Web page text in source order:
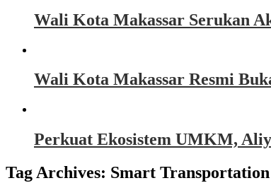
Wali Kota Makassar Serukan
Wali Kota Makassar Resmi
Perkuat Ekosistem UMKM,
Tag Archives: Smart